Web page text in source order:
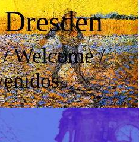
Welcome /